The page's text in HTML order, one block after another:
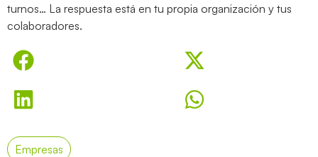
turnos… La respuesta está en tu propia organización y tus
colaboradores.
Empresas